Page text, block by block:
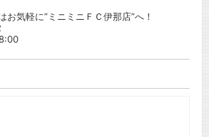
お気軽に”ミニミニＦＣ伊那店”へ！